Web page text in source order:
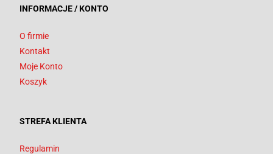
INFORMACJE / KONTO
O firmie
Kontakt
Moje Konto
Koszyk
STREFA KLIENTA
Regulamin